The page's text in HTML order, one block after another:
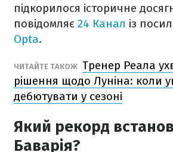
підкорилося історичне
повідомляє 24 Канал із
Opta.
ЧИТАЙТЕ ТАКОЖ Тренер Реала
рішення щодо Луніна: коли
дебютувати у сезоні
Який рекорд
Баварія?